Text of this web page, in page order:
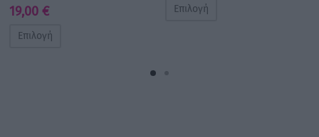
19,00 €
Επιλογή
Επιλογή